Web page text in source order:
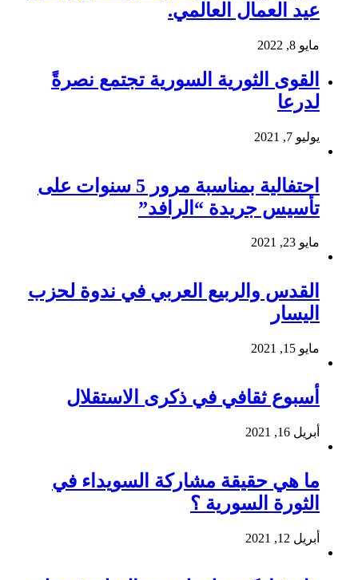
عيد العمال العالمي.
مايو 8, 2022
القوى الثورية السورية تجتمع نصرةً
لدرعا
يوليو 7, 2021
احتفالية بمناسبة مرور 5 سنوات على
تأسيس جريدة “الرافد”
مايو 23, 2021
القدس والربيع العربي في ندوة لحزب
اليسار
مايو 15, 2021
أسبوع ثقافي في ذكرى الاستقلال
أبريل 16, 2021
ما هي حقيقة مشاركة السويداء في
الثورة السورية ؟
أبريل 12, 2021